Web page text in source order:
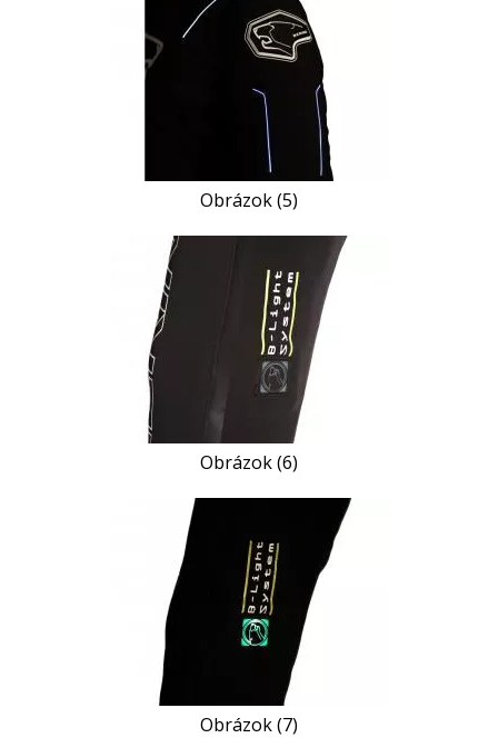
Obrázok (5)
Obrázok (6)
Obrázok (7)